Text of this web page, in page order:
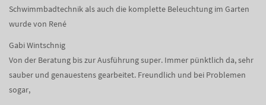
Schwimmbadtechnik als auch die komplette Beleuchtung im Garten
wurde von René
Gabi Wintschnig
Von der Beratung bis zur Ausführung super. Immer pünktlich da, sehr
sauber und genauestens gearbeitet. Freundlich und bei Problemen
sogar,